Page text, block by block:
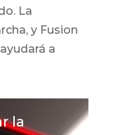
La
y Fusion
a
la